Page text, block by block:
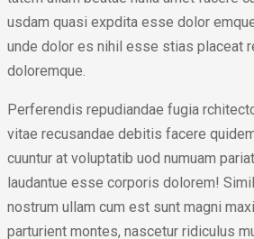
usdam quasi expdita esse dolor
unde dolor es nihil esse stias placeat
doloremque.
Perferendis repudiandae fugia
vitae recusandae debitis facere
cuuntur at voluptatib uod numuam
laudantue esse corporis dolorem!
nostrum ullam cum est sunt magni
parturient montes, nascetur ridiculus